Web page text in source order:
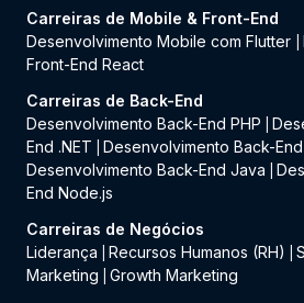
Carreiras de Mobile & Front-End
Desenvolvimento Mobile com Flutter
Front-End React
Carreiras de Back-End
Desenvolvimento Back-End PHP
End .NET
Desenvolvimento Back-
Desenvolvimento Back-End Java
End Node.js
Carreiras de Negócios
Liderança
Recursos Humanos (RH)
Marketing
Growth Marketing